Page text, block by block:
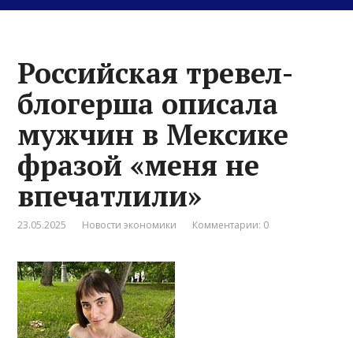
Российская тревел-
блогерша описала
мужчин в Мексике
фразой «меня не
впечатлили»
23.05.2025 Новости экономики Комментарии: 0